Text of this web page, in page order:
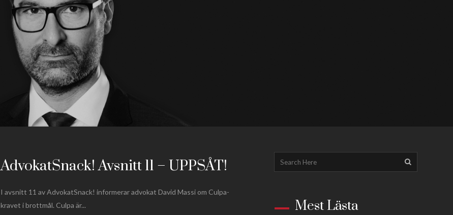
AdvokatSnack! Avsnitt 11 – UPPSÅT!
I avsnitt 11 av AdvokatSnack! informerar advokat David Massi om Culpa-
kravet i brottmål. Culpa är...
Mest Lästa